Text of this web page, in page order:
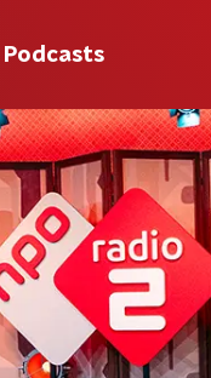
Podcasts